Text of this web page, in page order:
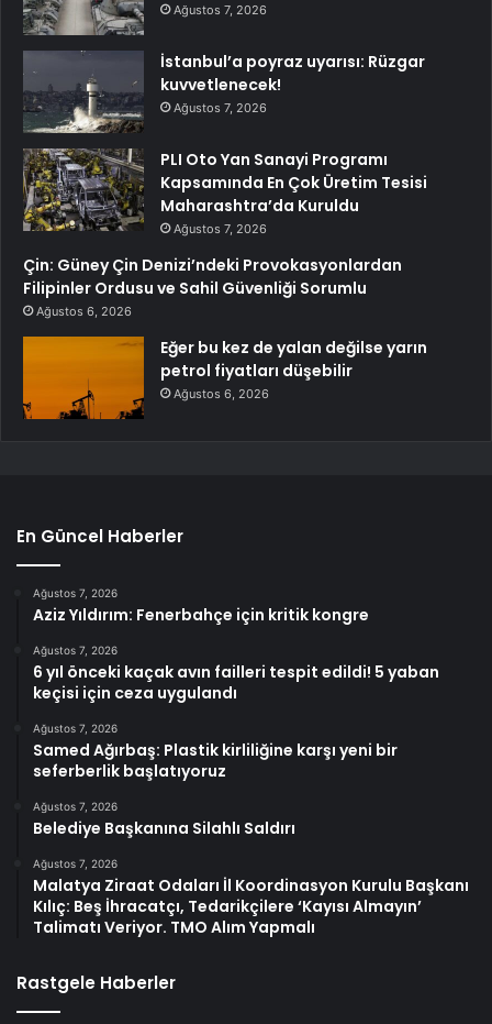
Ağustos 7, 2026
İstanbul’a poyraz uyarısı: Rüzgar
kuvvetlenecek!
Ağustos 7, 2026
PLI Oto Yan Sanayi Programı
Kapsamında En Çok Üretim Tesisi
Maharashtra’da Kuruldu
Ağustos 7, 2026
Çin: Güney Çin Denizi’ndeki Provokasyonlardan
Filipinler Ordusu ve Sahil Güvenliği Sorumlu
Ağustos 6, 2026
Eğer bu kez de yalan değilse yarın
petrol fiyatları düşebilir
Ağustos 6, 2026
En Güncel Haberler
Ağustos 7, 2026
Aziz Yıldırım: Fenerbahçe için kritik kongre
Ağustos 7, 2026
6 yıl önceki kaçak avın failleri tespit edildi! 5 yaban
keçisi için ceza uygulandı
Ağustos 7, 2026
Samed Ağırbaş: Plastik kirliliğine karşı yeni bir
seferberlik başlatıyoruz
Ağustos 7, 2026
Belediye Başkanına Silahlı Saldırı
Ağustos 7, 2026
Malatya Ziraat Odaları İl Koordinasyon Kurulu Başkanı
Kılıç: Beş İhracatçı, Tedarikçilere ‘Kayısı Almayın’
Talimatı Veriyor. TMO Alım Yapmalı
Rastgele Haberler